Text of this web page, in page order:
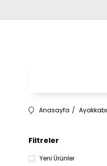
Anasayfa Ayakkabı
Filtreler
Yeni Ürünler